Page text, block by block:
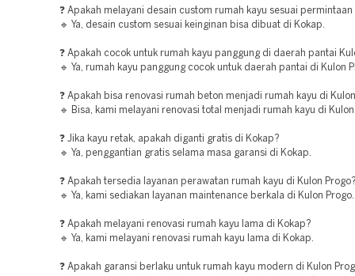
❓ Apakah melayani desain custom rumah kayu sesuai
🔹 Ya, desain custom sesuai keinginan bisa dibuat di Kokap.
❓ Apakah cocok untuk rumah kayu panggung di daerah pantai
🔹 Ya, rumah kayu panggung cocok untuk daerah pantai di Kulon
❓ Apakah bisa renovasi rumah beton menjadi rumah kayu di
🔹 Bisa, kami melayani renovasi total menjadi rumah kayu di Kulon
❓ Jika kayu retak, apakah diganti gratis di Kokap?
🔹 Ya, penggantian gratis selama masa garansi di Kokap.
❓ Apakah tersedia layanan perawatan rumah kayu di Kulon
🔹 Ya, kami sediakan layanan maintenance berkala di Kulon Progo.
❓ Apakah melayani renovasi rumah kayu lama di Kokap?
🔹 Ya, kami melayani renovasi rumah kayu lama di Kokap.
❓ Apakah garansi berlaku untuk rumah kayu modern di Kulon